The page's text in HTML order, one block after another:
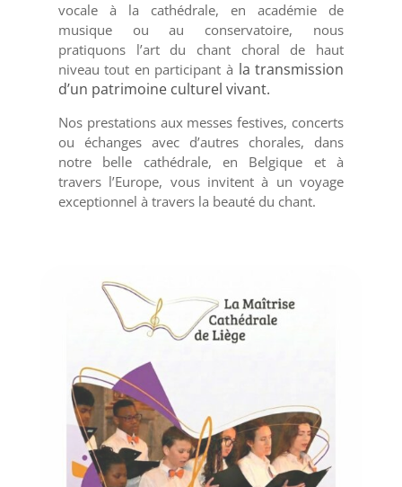
vocale à la cathédrale, en académie de
musique ou au conservatoire, nous
pratiquons l’art du chant choral de haut
niveau tout en participant à la transmission
d’un patrimoine culturel vivant.
Nos prestations aux messes festives, concerts
ou échanges avec d’autres chorales, dans
notre belle cathédrale, en Belgique et à
travers l’Europe, vous invitent à un voyage
exceptionnel à travers la beauté du chant.